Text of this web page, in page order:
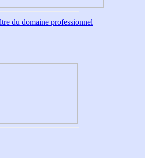
du domaine professionnel